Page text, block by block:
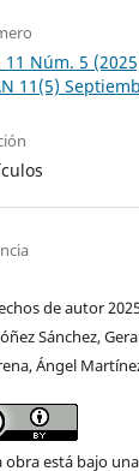
11 Núm. 5
11(5)
de autor
Sánchez,
Ángel
obra está bajo